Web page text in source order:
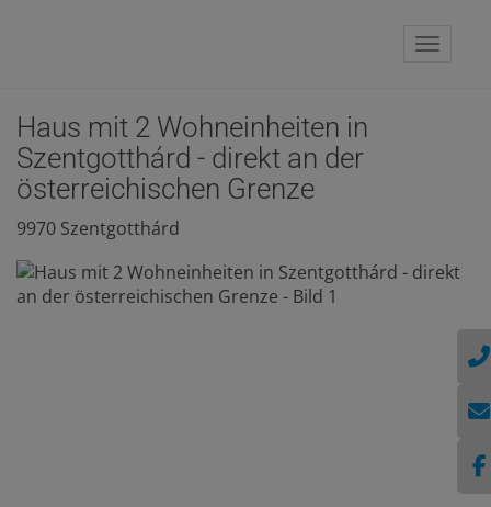
Haus mit 2 Wohneinheiten in
Szentgotthárd - direkt an der
österreichischen Grenze
9970 Szentgotthárd